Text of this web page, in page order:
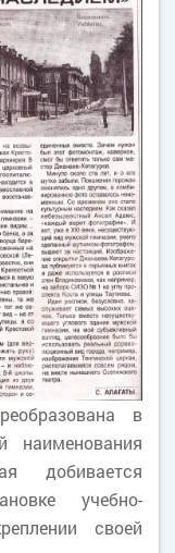
в
наименования
добивается
учебно-
своей